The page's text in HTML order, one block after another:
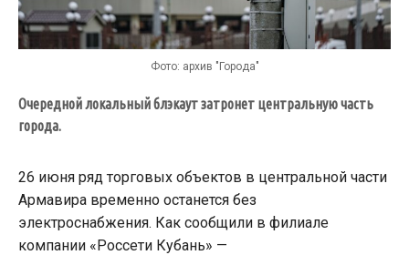
Фото: архив "Города"
Очередной локальный блэкаут затронет центральную часть
города.
26 июня ряд торговых объектов в центральной части
Армавира временно останется без
электроснабжения. Как сообщили в филиале
компании «Россети Кубань» —